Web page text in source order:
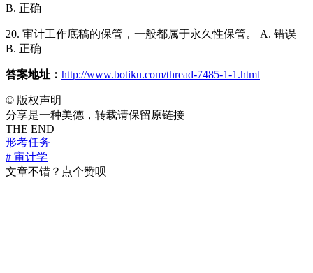
B. 正确
20. 审计工作底稿的保管，一般都属于永久性保管。 A. 错误
B. 正确
答案地址： http://www.botiku.com/thread-7485-1-1.html
© 版权声明
分享是一种美德，转载请保留原链接
THE END
形考任务
# 审计学
文章不错？点个赞呗